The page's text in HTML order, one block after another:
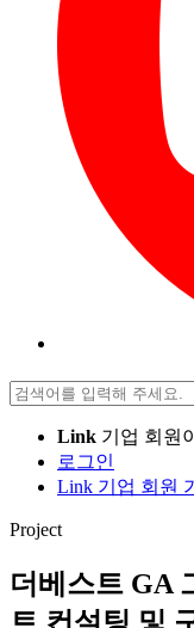
검
색:
Link 기업 회원
로그인
Link 기업 회원
Project
더베스트 GA